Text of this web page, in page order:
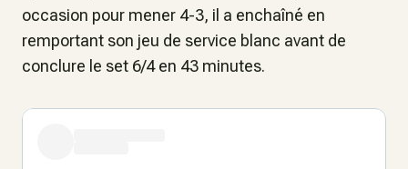
occasion pour mener 4-3, il a enchaîné en
remportant son jeu de service blanc avant de
conclure le set 6/4 en 43 minutes.